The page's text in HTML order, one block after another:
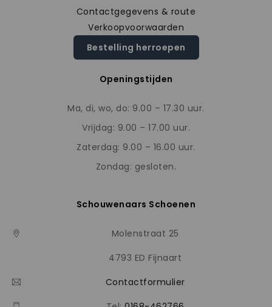
Contactgegevens & route
Verkoopvoorwaarden
Bestelling herroepen
Openingstijden
Ma, di, wo, do: 9.00 – 17.30 uur.
Vrijdag: 9.00 – 17.00 uur.
Zaterdag: 9.00 – 16.00 uur.
Zondag: gesloten.
Schouwenaars Schoenen
Molenstraat 25
4793 ED Fijnaart
Contactformulier